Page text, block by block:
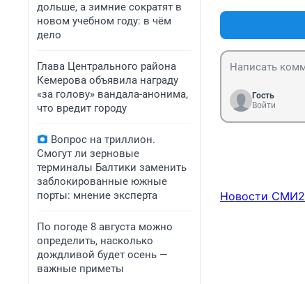
дольше, а зимние сократят в
новом учебном году: в чём
дело
Глава Центрального района
Кемерова объявила награду
«за голову» вандала-анонима,
что вредит городу
Вопрос на триллион.
Смогут ли зерновые
терминалы Балтики заменить
заблокированные южные
порты: мнение эксперта
По погоде 8 августа можно
определить, насколько
дождливой будет осень —
важные приметы
Гость
Войти
Новости СМИ2